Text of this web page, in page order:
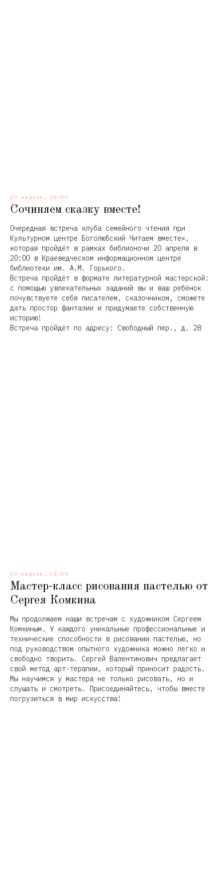
20 апреля, 20:00
Сочиняем сказку вместе!
Очередная встреча клуба семейного чтения при
Культурном центре Боголюбский Читаем вместе»,
которая пройдёт в рамках библионочи 20 апреля в
20:00 в Краеведческом информационном центре
библиотеки им. А.М. Горького.
Встреча пройдёт в формате литературной мастерской:
с помощью увлекательных заданий вы и ваш ребёнок
почувствуете себя писателем, сказочником, сможете
дать простор фантазии и придумаете собственную
историю!
Встреча пройдёт по адресу: Свободный пер., д. 28
20 апреля, 12:00
Мастер-класс рисования пастелью от
Сергея Комкина
Мы продолжаем наши встречам с художником Сергеем
Комкиным. У каждого уникальные профессиональные и
технические способности в рисовании пастелью, но
под руководством опытного художника можно легко и
свободно творить. Сергей Валентинович предлагает
свой метод арт-терапии, который приносит радость.
Мы научимся у мастера не только рисовать, но и
слушать и смотреть. Присоединяйтесь, чтобы вместе
погрузиться в мир искусства!